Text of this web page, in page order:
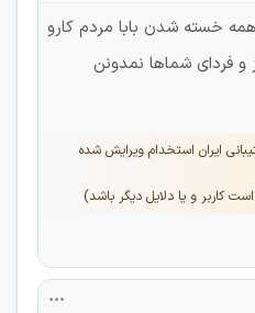
خسته شدن بابا مردم کارو
و فردای شماها نمدونن
ایران استخدام ویرایش شده
کاربر و یا دلایل دیگر باشد)